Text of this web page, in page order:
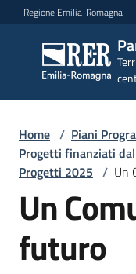
Vai al contenuto
Vai alla navigazione
Vai al footer
Regione Emilia-Romagna
Territori,
persone al
Argomenti
Novità
Home / Piani
Progetti finanziati
Progetti 2025 / Un
Un
futuro